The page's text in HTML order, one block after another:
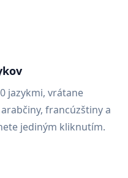
jazykmi, vrátane
francúzštiny a
jediným kliknutím.